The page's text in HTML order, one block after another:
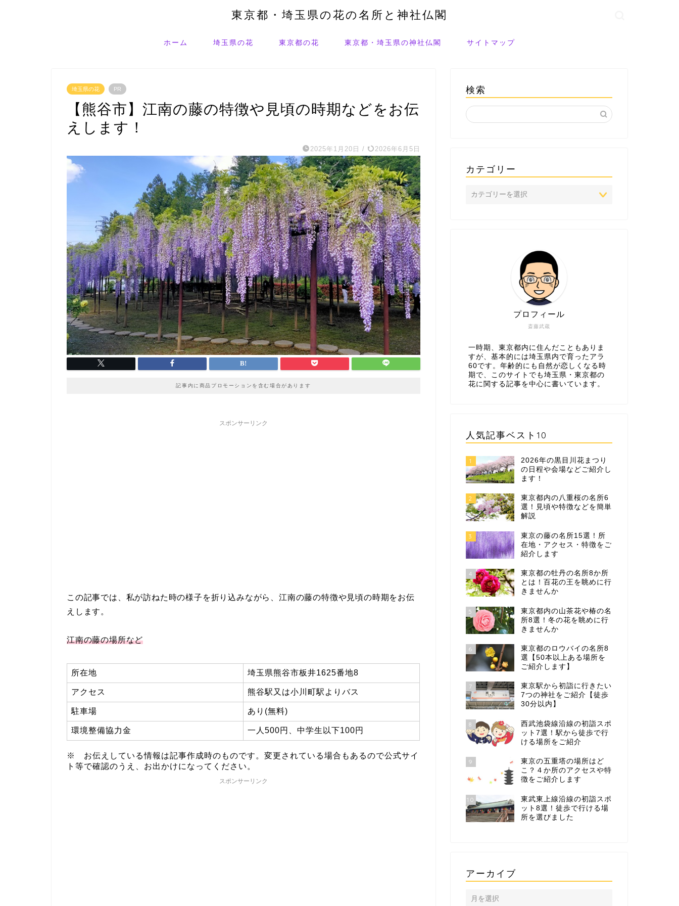
東京都・埼玉県の花の名所と神社仏閣
ホーム 埼玉県の花 東京都の花 東京都・埼玉県の神社仏閣 サイトマップ
埼玉県の花 PR
【熊谷市】江南の藤の特徴や見頃の時期などをお伝
えします！
2025年1月20日 / 2026年6月5日
記事内に商品プロモーションを含む場合があります
スポンサーリンク
この記事では、私が訪ねた時の様子を折り込みながら、江南の藤の特徴や見頃の時期をお伝
えします。
江南の藤の場所など
所在地 埼玉県熊谷市板井1625番地8
アクセス 熊谷駅又は小川町駅よりバス
駐車場 あり(無料)
環境整備協力金 一人500円、中学生以下100円
※ お伝えしている情報は記事作成時のものです。変更されている場合もあるので公式サイ
ト等で確認のうえ、お出かけになってください。
スポンサーリンク
検索
カテゴリー
斎藤武蔵
プロフィール
一時期、東京都内に住んだこともありま
すが、基本的には埼玉県内で育ったアラ
60です。年齢的にも自然が恋しくなる時
期で、このサイトでも埼玉県・東京都の
花に関する記事を中心に書いています。
人気記事ベスト10
1
2026年の黒目川花まつり
の日程や会場などご紹介し
ます！
2
東京都内の八重桜の名所6
選！見頃や特徴などを簡単
解説
3
東京の藤の名所15選！所
在地・アクセス・特徴をご
紹介します
4
東京都の牡丹の名所8か所
とは！百花の王を眺めに行
きませんか
5
東京都内の山茶花や椿の名
所8選！冬の花を眺めに行
きませんか
6
東京都のロウバイの名所8
選【50本以上ある場所を
ご紹介します】
7
東京駅から初詣に行きたい
7つの神社をご紹介【徒歩
30分以内】
8
西武池袋線沿線の初詣スポ
ット7選！駅から徒歩で行
ける場所をご紹介
9
東京の五重塔の場所はど
こ？４か所のアクセスや特
徴をご紹介します
10
東武東上線沿線の初詣スポ
ット8選！徒歩で行ける場
所を選びました
アーカイブ